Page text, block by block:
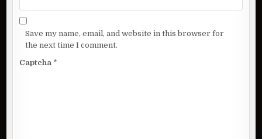
Save my name, email, and website in this browser for
the next time I comment.
Captcha *